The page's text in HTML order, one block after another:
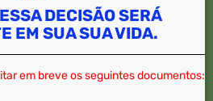
DECISÃO SERÁ
EM SUA SUA VIDA.
em breve os seguintes documentos: